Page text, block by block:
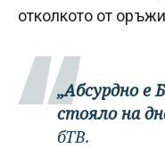
отколкото от
„Абсурдно е
стояло на
бТВ.